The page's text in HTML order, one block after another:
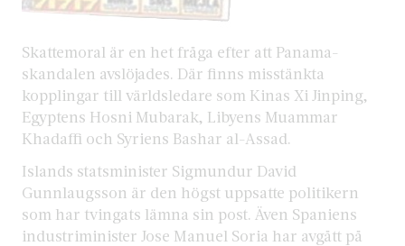
Skattemoral är en het fråga efter att Panama-
skandalen avslöjades. Där finns misstänkta
kopplingar till världsledare som Kinas Xi Jinping,
Egyptens Hosni Mubarak, Libyens Muammar
Khadaffi och Syriens Bashar al-Assad.
Islands statsminister Sigmundur David
Gunnlaugsson är den högst uppsatte politikern
som har tvingats lämna sin post. Även Spaniens
industriminister Jose Manuel Soria har avgått på